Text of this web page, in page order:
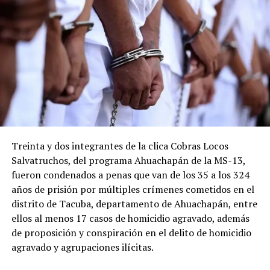
Nayib Bukele llega a los tribunales de Santa Tecla para
conocer la acusación por calumnia en su contra
Treinta y dos integrantes de la clica Cobras Locos
Salvatruchos, del programa Ahuachapán de la MS-13,
fueron condenados a penas que van de los 35 a los 324
años de prisión por múltiples crímenes cometidos en el
distrito de Tacuba, departamento de Ahuachapán, entre
ellos al menos 17 casos de homicidio agravado, además
de proposición y conspiración en el delito de homicidio
agravado y agrupaciones ilícitas.